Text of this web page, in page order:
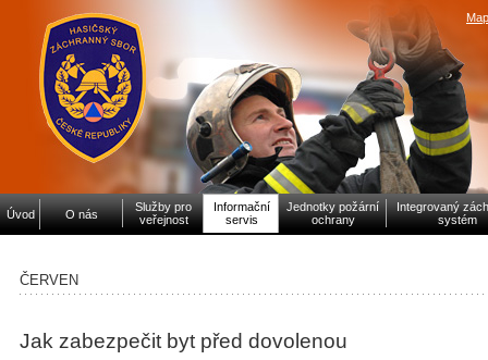
Úvod O nás
Služby pro
veřejnost
Informační
servis
Jednotky požární
ochrany
Integrovaný
systém
ČERVEN
Jak zabezpečit byt před dovolenou